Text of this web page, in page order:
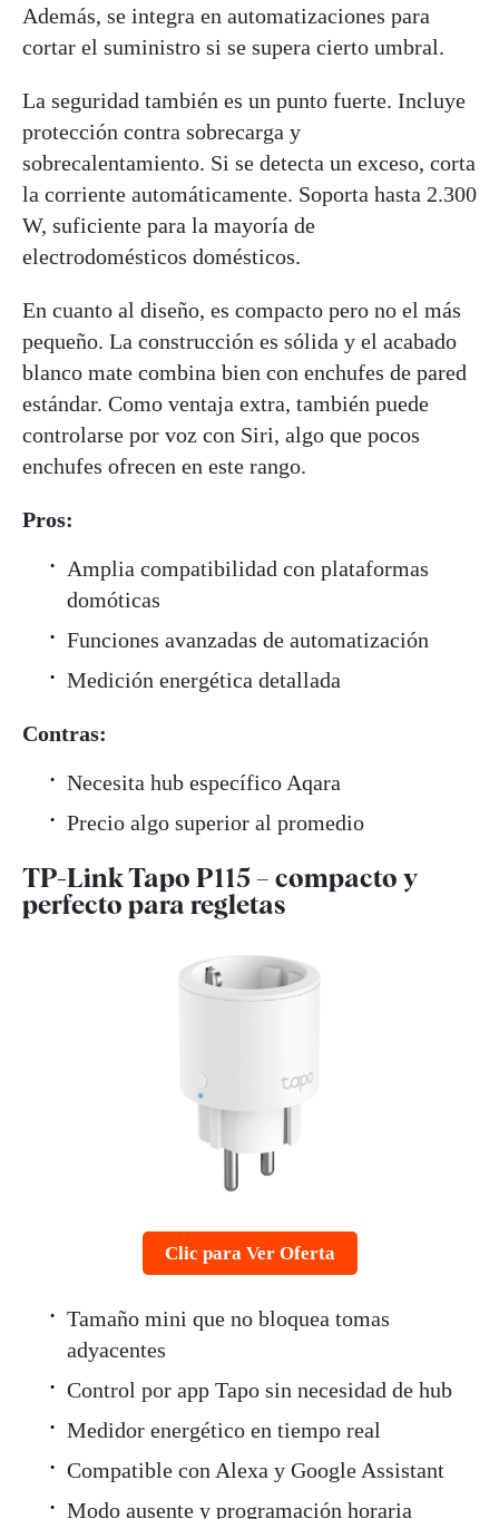
Además, se integra en automatizaciones para
cortar el suministro si se supera cierto umbral.
La seguridad también es un punto fuerte. Incluye
protección contra sobrecarga y
sobrecalentamiento. Si se detecta un exceso, corta
la corriente automáticamente. Soporta hasta 2.300
W, suficiente para la mayoría de
electrodomésticos domésticos.
En cuanto al diseño, es compacto pero no el más
pequeño. La construcción es sólida y el acabado
blanco mate combina bien con enchufes de pared
estándar. Como ventaja extra, también puede
controlarse por voz con Siri, algo que pocos
enchufes ofrecen en este rango.
Pros:
Amplia compatibilidad con plataformas
domóticas
Funciones avanzadas de automatización
Medición energética detallada
Contras:
Necesita hub específico Aqara
Precio algo superior al promedio
TP-Link Tapo P115 – compacto y
perfecto para regletas
Clic para Ver Oferta
Tamaño mini que no bloquea tomas
adyacentes
Control por app Tapo sin necesidad de hub
Medidor energético en tiempo real
Compatible con Alexa y Google Assistant
Modo ausente y programación horaria